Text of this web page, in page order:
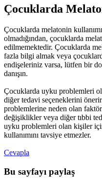
Çocuklarda
Çocuklarda melatonin
olmadığından, çocuklarda
edilmemektedir. Çocuklarda
fazla bilgi almak veya
endişeleriniz varsa, lütfen bir
danışın.
Çocuklarda uyku problemleri
diğer tedavi seçeneklerini
problemlerine neden olan
değişiklikler veya diğer tıbbi
uyku problemleri olan kişiler
kullanımını tavsiye etmezler.
Cevapla
Bu sayfayı paylaş